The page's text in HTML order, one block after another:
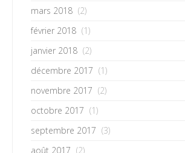
mars 2018 (2)
février 2018 (1)
janvier 2018 (2)
décembre 2017 (1)
novembre 2017 (2)
octobre 2017 (1)
septembre 2017 (3)
août 2017 (2)